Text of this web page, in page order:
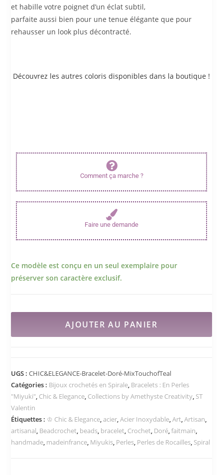
et habille votre poignet d’un éclat subtil,
parfaite aussi bien pour une tenue élégante que pour
rehausser un look plus décontracté.
Découvrez les autres coloris disponibles dans la boutique !
Comment ça marche ?
Faire une demande
Ce modèle est conçu en un seul exemplaire pour
préserver son caractère exclusif.
AJOUTER AU PANIER
UGS :CHIC&ELEGANCE-Bracelet-Doré-MixTouchofTeal
Catégories : Bijoux crochetés en Spirale, Bracelets : En Perles
"Miyuki", Chic & Elegance, Collections by Amethyste Creativity, ST
Valentin
Étiquettes : ♔ Chic & Elegance,acier,Acier Inoxydable,Art,Artisan,
artisanal, Beadcrochet, beads, bracelet, Crochet, Doré,faitmain,
handmade, madeinfrance, Miyukis, Perles, Perles de Rocailles, Spiral